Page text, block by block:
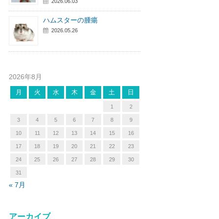
ハムスターの腫瘍
2026.05.26
2026年8月
月 火 水 木 金 土 日
1 2
3 4 5 6 7 8 9
10 11 12 13 14 15 16
17 18 19 20 21 22 23
24 25 26 27 28 29 30
31
« 7月
アーカイブ